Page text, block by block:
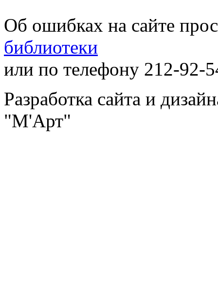
Об ошибках на сайте
библиотеки
или по телефону 212-92-
Разработка сайта и
"М'Арт"